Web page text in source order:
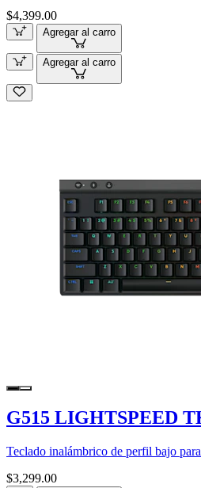
$4,399.00
Agregar al carro
Agregar al carro
G515 LIGHTSPEED
Teclado inalámbrico de perfil bajo
$3,299.00